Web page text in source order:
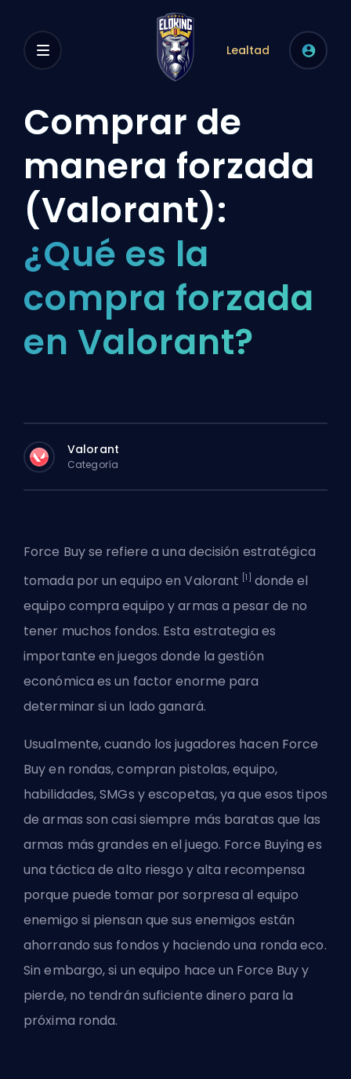
Lealtad
Comprar de
manera forzada
(Valorant):
¿Qué es la
compra forzada
en Valorant?
Valorant
Categoría
Force Buy se refiere a una decisión estratégica
tomada por un equipo en Valorant [1]
donde el
equipo compra equipo y armas a pesar de no
tener muchos fondos. Esta estrategia es
importante en juegos donde lagestión
económica es un factor enorme para
determinar si un lado ganará.
Usualmente, cuando los jugadores hacen Force
Buy en rondas, compran pistolas, equipo,
habilidades, SMGs y escopetas, ya que esos tipos
de armas son casi siempre más baratas que las
armas más grandes en el juego. Force Buying es
una táctica de alto riesgo y alta recompensa
porque puede tomar por sorpresa al equipo
enemigo si piensan que sus enemigos están
ahorrando sus fondos y haciendo una ronda eco.
Sin embargo, si un equipo hace un Force Buy y
pierde, no tendrán suficiente dinero para la
próxima ronda.